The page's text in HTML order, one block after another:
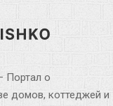
Портал о
домов, коттеджей и